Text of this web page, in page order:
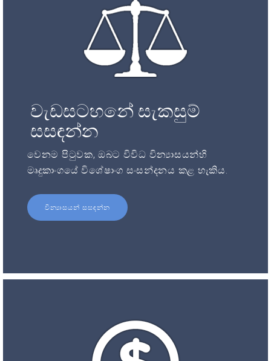
වැඩසටහනේ සැකසුම්
සසඳන්න
වෙනම පිටුවක, ඔබට විවිධ වින්‍යාසයන්හි
මෘදුකාංගයේ විශේෂාංග සංසන්දනය කළ හැකිය.
වින්‍යාසයන් සසඳන්න